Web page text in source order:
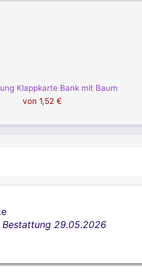
Klappkarte Bank mit Baum
von 1,52 €
29.05.2026